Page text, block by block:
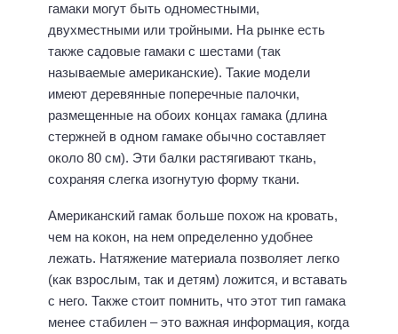
гамаки могут быть одноместными,
двухместными или тройными. На рынке есть
также садовые гамаки с шестами (так
называемые американские). Такие модели
имеют деревянные поперечные палочки,
размещенные на обоих концах гамака (длина
стержней в одном гамаке обычно составляет
около 80 см). Эти балки растягивают ткань,
сохраняя слегка изогнутую форму ткани.
Американский гамак больше похож на кровать,
чем на кокон, на нем определенно удобнее
лежать. Натяжение материала позволяет легко
(как взрослым, так и детям) ложится, и вставать
с него. Также стоит помнить, что этот тип гамака
менее стабилен – это важная информация, когда